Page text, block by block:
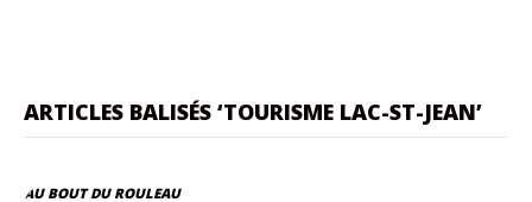
ARTICLES BALISÉS ‘TOURISME LAC-ST-JEAN’
AU BOUT DU ROULEAU